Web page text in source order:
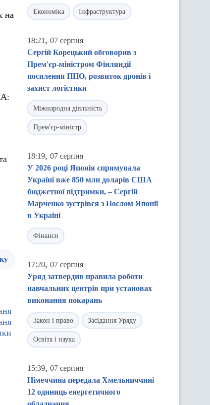
на
Економіка Інфраструктура
18:21 , 07 серпня
Сергій Корецький обговорив з
Прем'єр-міністром Фінляндії
посилення ППО, розвиток дронів і
захист логістики
Міжнародна діяльність
Прем'єр-міністр
18:19, 07 серпня
У 2026 році Японія спрямувала
Україні вже 850 млн доларів США
бюджетної підтримки, – Сергій
Марченко зустрівся з Послом Японії
в Україні
Фінанси
17:20, 07 серпня
Уряд затвердив правила роботи
навчальних центрів при установах
виконання покарань
Закон і право Засідання Уряду
Освіта і наука
15:39, 07 серпня
Німеччина передала Хмельниччині
12 одиниць енергетичного